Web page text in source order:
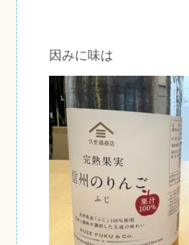
因みに味は